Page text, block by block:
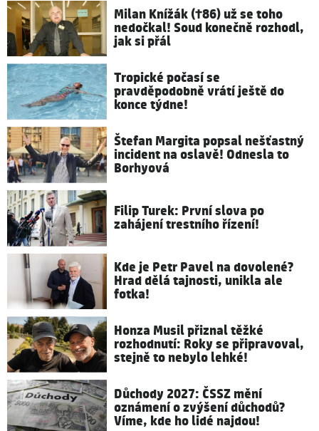
Milan Knížák (†86) už se toho
nedočkal! Soud konečně rozhodl,
jak si přál
Tropické počasí se
pravděpodobně vrátí ještě do
konce týdne!
Štefan Margita popsal nešťastný
incident na oslavě! Odnesla to
Borhyová
Filip Turek: První slova po
zahájení trestního řízení!
Kde je Petr Pavel na dovolené?
Hrad dělá tajnosti, unikla ale
fotka!
Honza Musil přiznal těžké
rozhodnutí: Roky se připravoval,
stejně to nebylo lehké!
Důchody 2027: ČSSZ mění
oznámení o zvýšení důchodů?
Víme, kde ho lidé najdou!